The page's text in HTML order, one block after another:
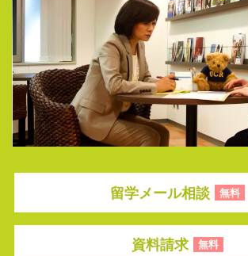
留学メール相談 無料
資料請求 無料